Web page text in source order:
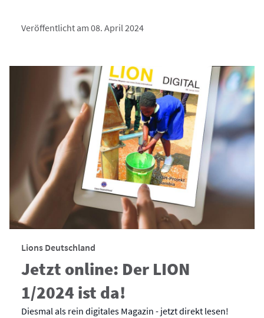
Veröffentlicht am 08. April 2024
Lions Deutschland
Jetzt online: Der LION
1/2024 ist da!
Diesmal als rein digitales Magazin - jetzt direkt lesen!